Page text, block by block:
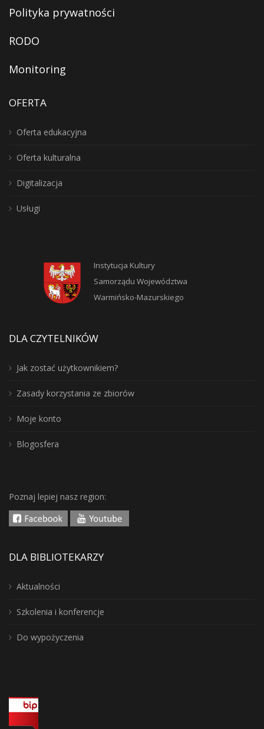
Polityka prywatności
RODO
Monitoring
OFERTA
Oferta edukacyjna
Oferta kulturalna
Digitalizacja
Usługi
Instytucja Kultury
Samorządu Województwa
Warmińsko-Mazurskiego
DLA CZYTELNIKÓW
Jak zostać użytkownikiem?
Zasady korzystania ze zbiorów
Moje konto
Blogosfera
Poznaj lepiej nasz region:
DLA BIBLIOTEKARZY
Aktualności
Szkolenia i konferencje
Do wypożyczenia